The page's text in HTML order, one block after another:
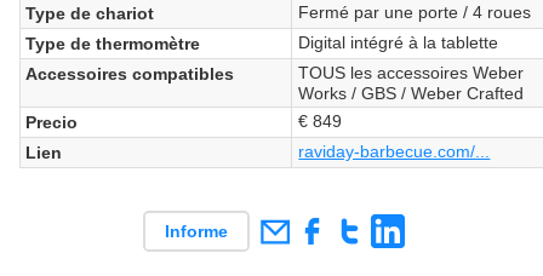
Type de chariot
Fermé par une porte / 4 roues
Type de thermomètre
Digital intégré à la tablette
Accessoires compatibles
TOUS les accessoires Weber
Works / GBS / Weber Crafted
Precio
€ 849
Lien
raviday-barbecue.com/...
Informe